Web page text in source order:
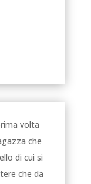
volta
che
di cui si
che da